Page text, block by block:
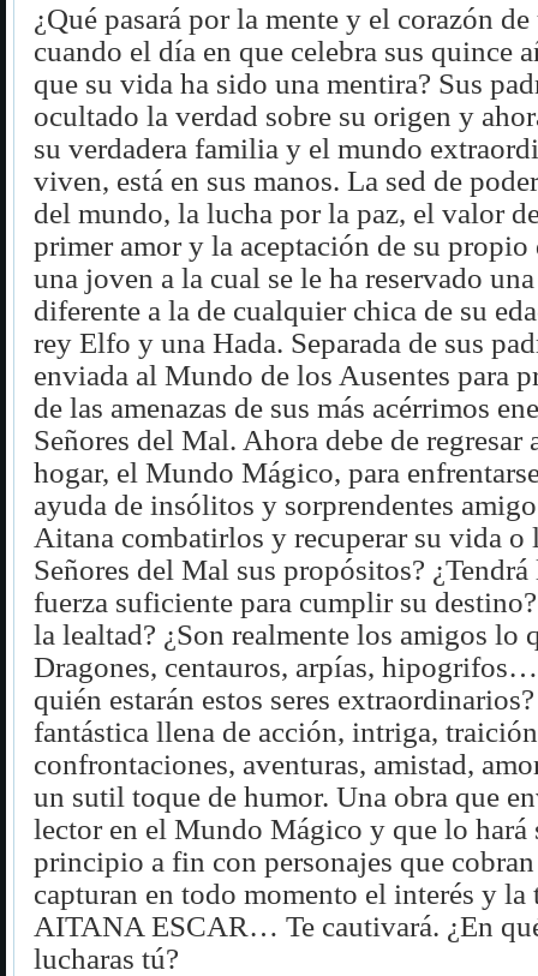
¿Qué pasará por la mente y el corazón
cuando el día en que celebra sus quince
que su vida ha sido una mentira? Sus
ocultado la verdad sobre su origen y
su verdadera familia y el mundo
viven, está en sus manos. La sed de
del mundo, la lucha por la paz, el valor
primer amor y la aceptación de su
una joven a la cual se le ha reservado
diferente a la de cualquier chica de su
rey Elfo y una Hada. Separada de sus
enviada al Mundo de los Ausentes para
de las amenazas de sus más acérrimos
Señores del Mal. Ahora debe de regresar
hogar, el Mundo Mágico, para
ayuda de insólitos y sorprendentes
Aitana combatirlos y recuperar su vida o
Señores del Mal sus propósitos?
fuerza suficiente para cumplir su
la lealtad? ¿Son realmente los amigos lo
Dragones, centauros, arpías, hipogrifos…
quién estarán estos seres
fantástica llena de acción, intriga,
confrontaciones, aventuras, amistad,
un sutil toque de humor. Una obra que
lector en el Mundo Mágico y que lo hará
principio a fin con personajes que
capturan en todo momento el interés y la
AITANA ESCAR… Te cautivará. ¿En
lucharas tú?